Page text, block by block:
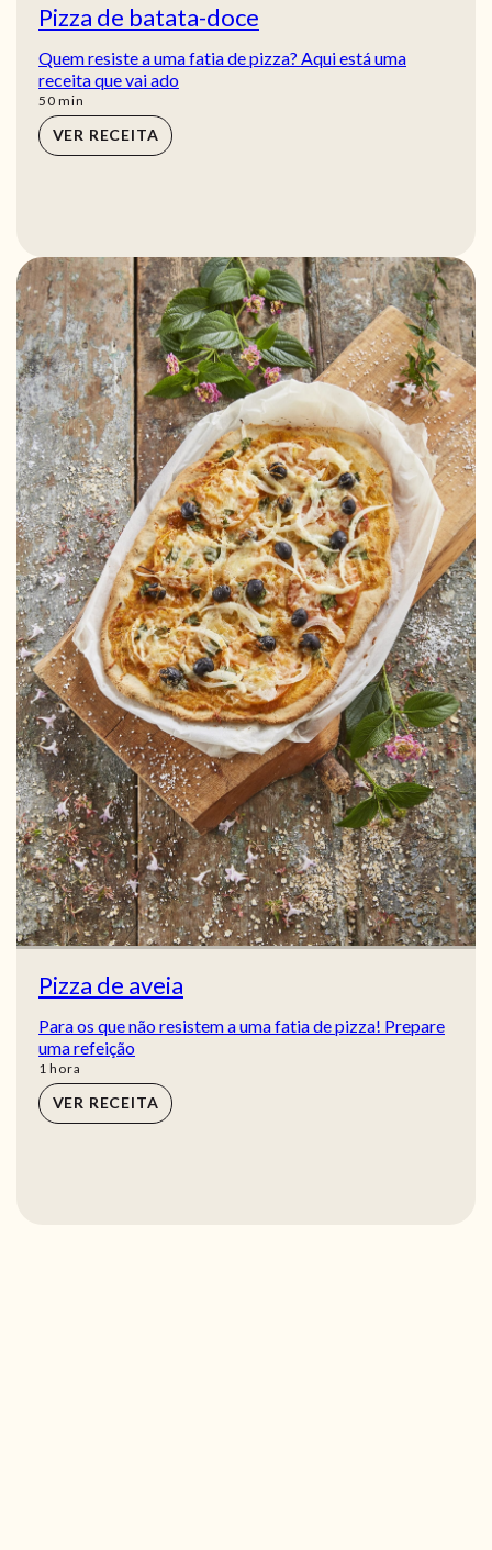
Pizza de batata-doce
Quem resiste a uma fatia de pizza? Aqui está uma
receita que vai ado
50min
min
VER RECEITA
Pizza de aveia
Para os que não resistem a uma fatia de pizza! Prepare
uma refeição
1 hora
hora
VER RECEITA